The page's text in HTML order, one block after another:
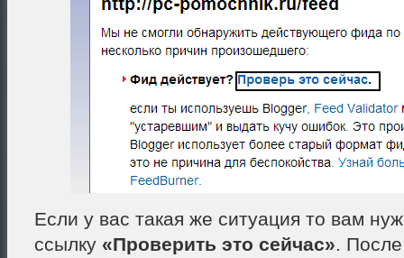
Если у вас такая же ситуация то вам
ссылку «Проверить это сейчас».